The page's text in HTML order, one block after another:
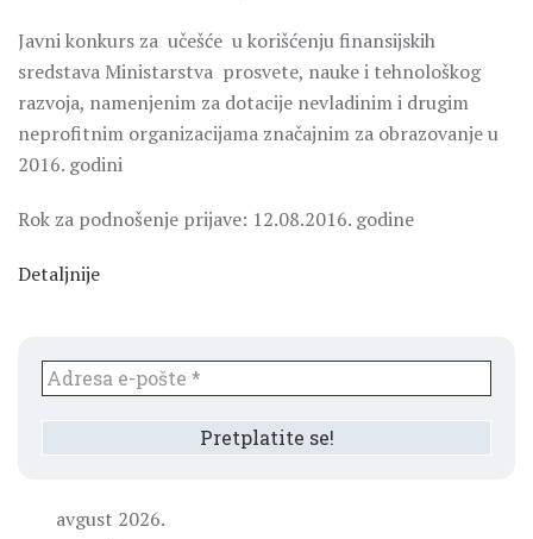
Javni konkurs za učešće u korišćenju finansijskih
sredstava Ministarstva prosvete, nauke i tehnološkog
razvoja, namenjenim za dotacije nevladinim i drugim
neprofitnim organizacijama značajnim za obrazovanje u
2016. godini
Rok za podnošenje prijave: 12.08.2016. godine
Detaljnije
avgust 2026.